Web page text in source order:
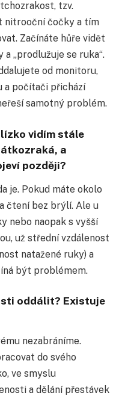
tzv.
nitrooční čočky a tím
Začínáte hůře vidět
„prodlužuje se ruka“.
od monitoru,
a počítači přichází
samotný problém.
vidím stále
a
později?
je. Pokud máte okolo
čtení bez brýlí. Ale u
nebo naopak s vyšší
už střední vzdálenost
natažené ruky) a
být problémem.
oddálit? Existuje
nezabráníme.
do svého
ve smyslu
a dělání přestávek